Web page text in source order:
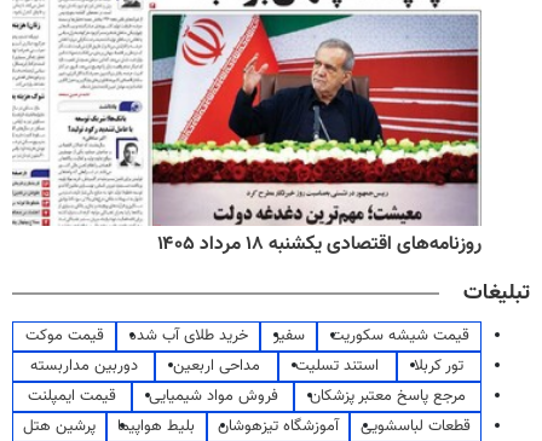
روزنامه‌های اقتصادی یکشنبه ۱۸ مرداد ۱۴۰۵
تبلیغات
قیمت شیشه سکوریت سفیر خرید طلای آب شده
قیمت موکت
تور کربلا
استند تسلیت مداحی اربعین
دوربین مداربسته
مرجع پاسخ معتبر پزشکان
فروش مواد شیمیایی
قیمت ایمپلنت
قطعات لباسشویی
آموزشگاه تیزهوشان بلیط هواپیما
پرشین هتل